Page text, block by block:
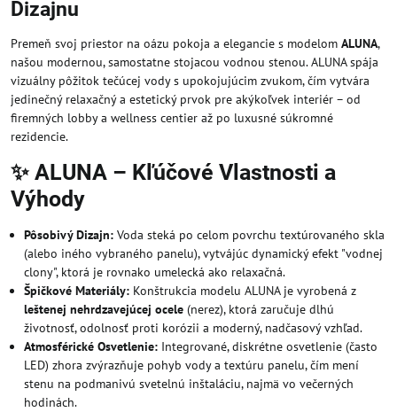
Dizajnu
Premeň svoj priestor na oázu pokoja a elegancie s modelom ALUNA,
našou modernou, samostatne stojacou vodnou stenou. ALUNA spája
vizuálny pôžitok tečúcej vody s upokojujúcim zvukom, čím vytvára
jedinečný relaxačný a estetický prvok pre akýkoľvek interiér – od
firemných lobby a wellness centier až po luxusné súkromné
rezidencie.
✨ ALUNA – Kľúčové Vlastnosti a
Výhody
Pôsobivý Dizajn: Voda steká po celom povrchu textúrovaného skla
(alebo iného vybraného panelu), vytvájúc dynamický efekt "vodnej
clony", ktorá je rovnako umelecká ako relaxačná.
Špičkové Materiály: Konštrukcia modelu ALUNA je vyrobená z
leštenej nehrdzavejúcej ocele (nerez), ktorá zaručuje dlhú
životnosť, odolnosť proti korózii a moderný, nadčasový vzhľad.
Atmosférické Osvetlenie: Integrované, diskrétne osvetlenie (často
LED) zhora zvýrazňuje pohyb vody a textúru panelu, čím mení
stenu na podmanivú svetelnú inštaláciu, najmä vo večerných
hodinách.